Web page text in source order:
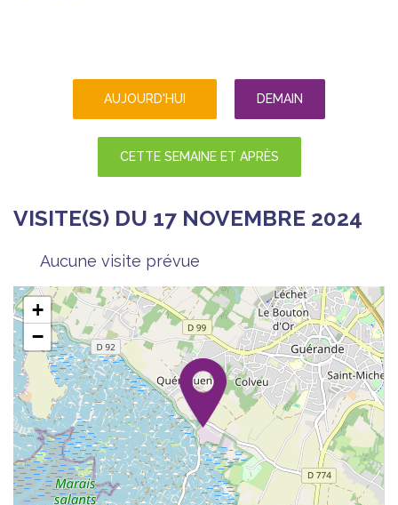
AUJOURD'HUI DEMAIN
CETTE SEMAINE ET APRÈS
VISITE(S) DU 17 NOVEMBRE 2024
Aucune visite prévue
+
−